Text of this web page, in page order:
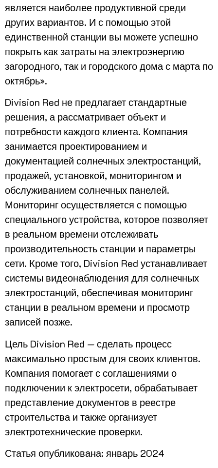
является наиболее продуктивной среди
других вариантов. И с помощью этой
единственной станции вы можете успешно
покрыть как затраты на электроэнергию
загородного, так и городского дома с марта по
октябрь».
Division Red не предлагает стандартные
решения, а рассматривает объект и
потребности каждого клиента. Компания
занимается проектированием и
документацией солнечных электростанций,
продажей, установкой, мониторингом и
обслуживанием солнечных панелей.
Мониторинг осуществляется с помощью
специального устройства, которое позволяет
в реальном времени отслеживать
производительность станции и параметры
сети. Кроме того, Division Red устанавливает
системы видеонаблюдения для солнечных
электростанций, обеспечивая мониторинг
станции в реальном времени и просмотр
записей позже.
Цель Division Red — сделать процесс
максимально простым для своих клиентов.
Компания помогает с соглашениями о
подключении к электросети, обрабатывает
представление документов в реестре
строительства и также организует
электротехнические проверки.
Статья опубликована: январь 2024